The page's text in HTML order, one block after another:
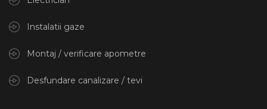
Instalatii gaze
Montaj / verificare apometre
Desfundare canalizare / tevi